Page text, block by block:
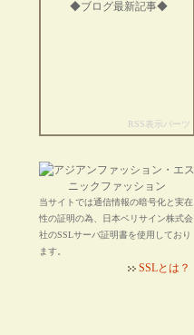
◆ブログ最新記事◆
RSS表示パーツ
当サイトでは通信情報の暗号化と実在
性の証明の為、日本ベリサイン株式会
社のSSLサーバ証明書を使用しており
ます。
SSLとは？